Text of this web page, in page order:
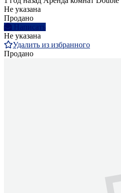
Не указана
Продано
Написать
Не указана
Удалить из избранного
Продано